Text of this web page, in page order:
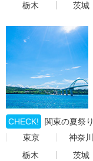
栃木
茨城
CHECK!
関東の夏祭
東京
神奈川
栃木
茨城